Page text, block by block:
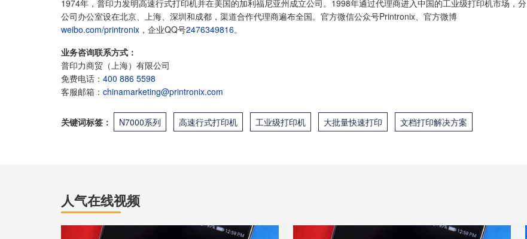
1974年，普印力发明高速行式打印机并在美国的加利福尼亚州成立公司。1998年通过代理商进入中国的工业级打印机市场，分
公司办公室设在北京、上海、深圳和成都，渠道合作代理商遍布全国。官方微信公众号Printronix、官方微博
weibo.com/printronix ，企业QQ号2476349816。
业务咨询联系方式：
普印力商贸（上海）有限公司
免费电话： 400 886 5598
客服邮箱： chinamarketing@printronix.com
关键词标签： N7000系列 高速行式打印机 工业级打印机 大批量快速打印 文档打印解决方案
人气在线视频